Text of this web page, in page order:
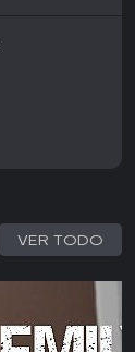
VER TODO